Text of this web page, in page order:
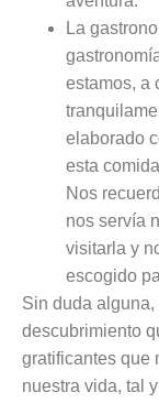
La
estamos, a
elaborado
esta
Nos
nos servía
visitarla y
escogido
Sin duda
descubrimiento
gratificantes que
nuestra vida, tal